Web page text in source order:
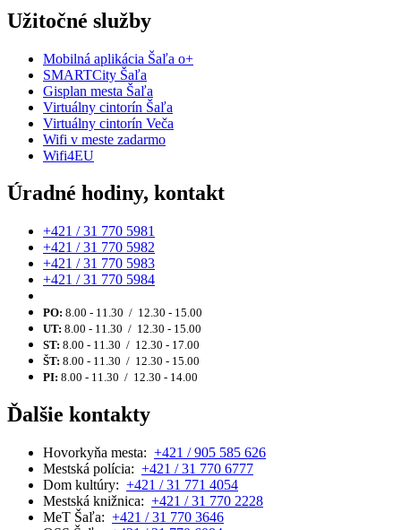
Užitočné služby
Mobilná aplikácia Šaľa o+
SMARTCity Šaľa
Gisplan mesta Šaľa
Virtuálny cintorín Šaľa
Virtuálny cintorín Veča
Wifi v meste zadarmo
Wifi4EU
Úradné hodiny, kontakt
+421 / 31 770 5981
+421 / 31 770 5982
+421 / 31 770 5983
+421 / 31 770 5984
PO: 8.00 - 11.30 / 12.30 - 15.00
UT: 8.00 - 11.30 / 12.30 - 15.00
ST: 8.00 - 11.30 / 12.30 - 17.00
ŠT: 8.00 - 11.30 / 12.30 - 15.00
PI: 8.00 - 11.30 / 12.30 - 14.00
Ďalšie kontakty
Hovorkyňa mesta: +421 / 905 585 626
Mestská polícia: +421 / 31 770 6777
Dom kultúry: +421 / 31 771 4054
Mestská knižnica: +421 / 31 770 2228
MeT Šaľa: +421 / 31 770 3646